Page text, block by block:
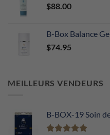
$88.00
B-Box Balance
$74.95
MEILLEURS VENDEURS
B-BOX-19 Soin